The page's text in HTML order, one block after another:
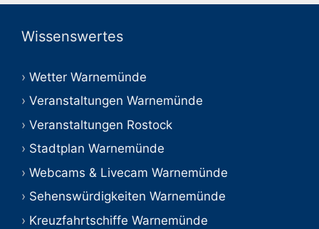
Wissenswertes
Wetter Warnemünde
Veranstaltungen Warnemünde
Veranstaltungen Rostock
Stadtplan Warnemünde
Webcams & Livecam Warnemünde
Sehenswürdigkeiten Warnemünde
Kreuzfahrtschiffe Warnemünde